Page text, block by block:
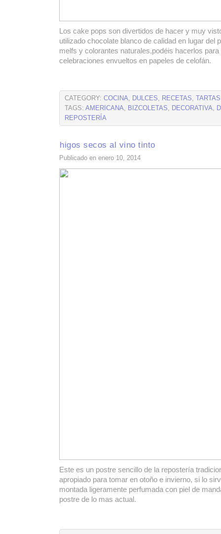
Los cake pops son divertidos de hacer y muy
utilizado chocolate blanco de calidad en lugar del
melfs y colorantes naturales,podéis hacerlos para
celebraciones envueltos en papeles de celofán.
CATEGORY: COCINA, DULCES, RECETAS,
TAGS: AMERICANA, BIZCOLETAS, DECORATIVA,
REPOSTERÍA
higos secos al vino tinto
Publicado en enero 10, 2014
Este es un postre sencillo de la repostería
apropiado para tomar en otoño e invierno, si lo
montada ligeramente perfumada con piel de
postre de lo mas actual.